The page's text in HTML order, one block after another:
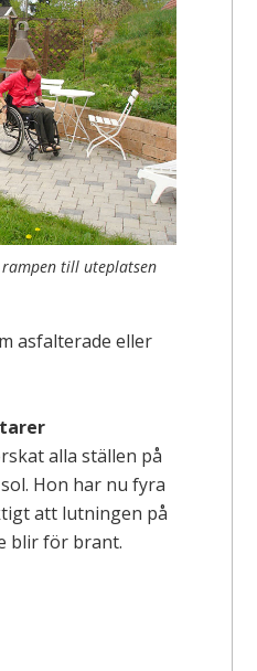
till uteplatsen
asfalterade eller
alla ställen på
Hon har nu fyra
att lutningen på
blir för brant.